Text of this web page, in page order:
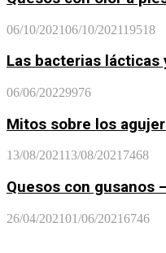
06/10/202106/10/202119518
Las bacterias lácticas
06/06/20229976
Mitos sobre los
13/08/202113/08/20217468
Quesos con gusanos
26/04/202101/06/20216746